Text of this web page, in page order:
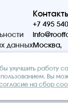
данных
+7 495
Москва,
142, офис
улучшить работу
Вы
на сбор